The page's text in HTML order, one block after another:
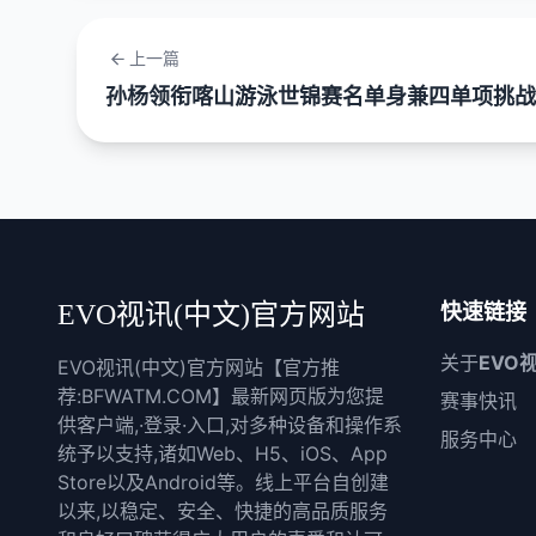
上一篇
孙杨领衔喀山游泳世锦赛名单身兼四单项挑
EVO视讯(中文)官方网站
EVO视讯(中文)官方网站【官方推
荐:BFWATM.COM】最新网页版为您提
供客户端,·登录·入口,对多种设备和操作系
统予以支持,诸如Web、H5、iOS、App
Store以及Android等。线上平台自创建
以来,以稳定、安全、快捷的高品质服务
快速链接
关于EVO
赛事快讯
服务中心